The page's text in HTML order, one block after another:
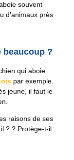
souvent
d’animaux près
beaucoup ?
qui aboie
par exemple.
jeune, il faut le
raisons de ses
? ? Protège-t-il